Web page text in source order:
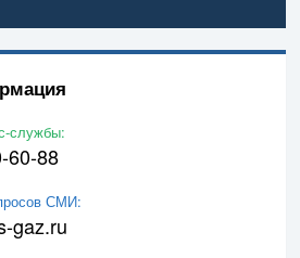
службы:
60-88
СМИ:
gaz.ru